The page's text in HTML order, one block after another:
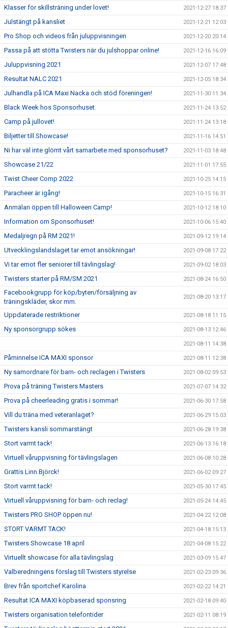
Klasser för skillsträning under lovet! 2021-12-27 18:37
Julstängt på kansliet 2021-12-21 12:03
Pro Shop och videos från juluppvisningen 2021-12-20 20:14
Passa på att stötta Twisters när du julshoppar online! 2021-12-16 16:09
Juluppvisning 2021 2021-12-07 17:48
Resultat NALC 2021 2021-12-05 18:34
Julhandla på ICA Maxi Nacka och stöd föreningen! 2021-11-30 11:34
Black Week hos Sponsorhuset. 2021-11-24 13:52
Camp på jullovet! 2021-11-24 13:18
Biljetter till Showcase! 2021-11-16 14:51
Ni har väl inte glömt vårt samarbete med sponsorhuset? 2021-11-03 18:48
Showcase 21/22 2021-11-01 17:55
Twist Cheer Comp 2022 2021-10-25 14:15
Paracheer är igång! 2021-10-15 16:31
Anmälan öppen till Halloween Camp! 2021-10-12 18:10
Information om Sponsorhuset! 2021-10-06 15:40
Medaljregn på RM 2021! 2021-09-12 19:14
Utvecklingslandslaget tar emot ansökningar! 2021-09-08 17:22
Vi tar emot fler seniorer till tävlingslag! 2021-09-02 18:03
Twisters starter på RM/SM 2021 2021-08-24 16:50
Facebookgrupp för köp/byten/försäljning av
träningskläder, skor mm.
2021-08-20 13:17
Uppdaterade restriktioner 2021-08-18 11:15
Ny sponsorgrupp sökes 2021-08-13 12:46
2021-08-11 14:38
Påminnelse ICA MAXI sponsor 2021-08-11 12:38
Ny samordnare för barn- och reclagen i Twisters 2021-08-02 09:53
Prova på träning Twisters Masters 2021-07-07 14:32
Prova på cheerleading gratis i sommar! 2021-06-30 17:58
Vill du träna med veteranlaget? 2021-06-29 15:03
Twisters kansli sommarstängt 2021-06-28 19:38
Stort varmt tack! 2021-06-13 16:18
Virtuell våruppvisning för tävlingslagen 2021-06-08 10:28
Grattis Linn Björck! 2021-06-02 09:27
Stort varmt tack! 2021-05-30 17:45
Virtuell våruppvisning för barn- och reclag! 2021-05-24 14:45
Twisters PRO SHOP öppen nu! 2021-04-22 12:08
STORT VARMT TACK! 2021-04-18 15:13
Twisters Showcase 18 april 2021-04-08 15:22
Virtuellt showcase för alla tävlingslag 2021-03-09 15:47
Valberedningens förslag till Twisters styrelse 2021-02-23 09:36
Brev från sportchef Karolina 2021-02-22 14:21
Resultat ICA MAXI köpbaserad sponsring 2021-02-18 09:40
Twisters organisation telefontider 2021-02-11 08:19